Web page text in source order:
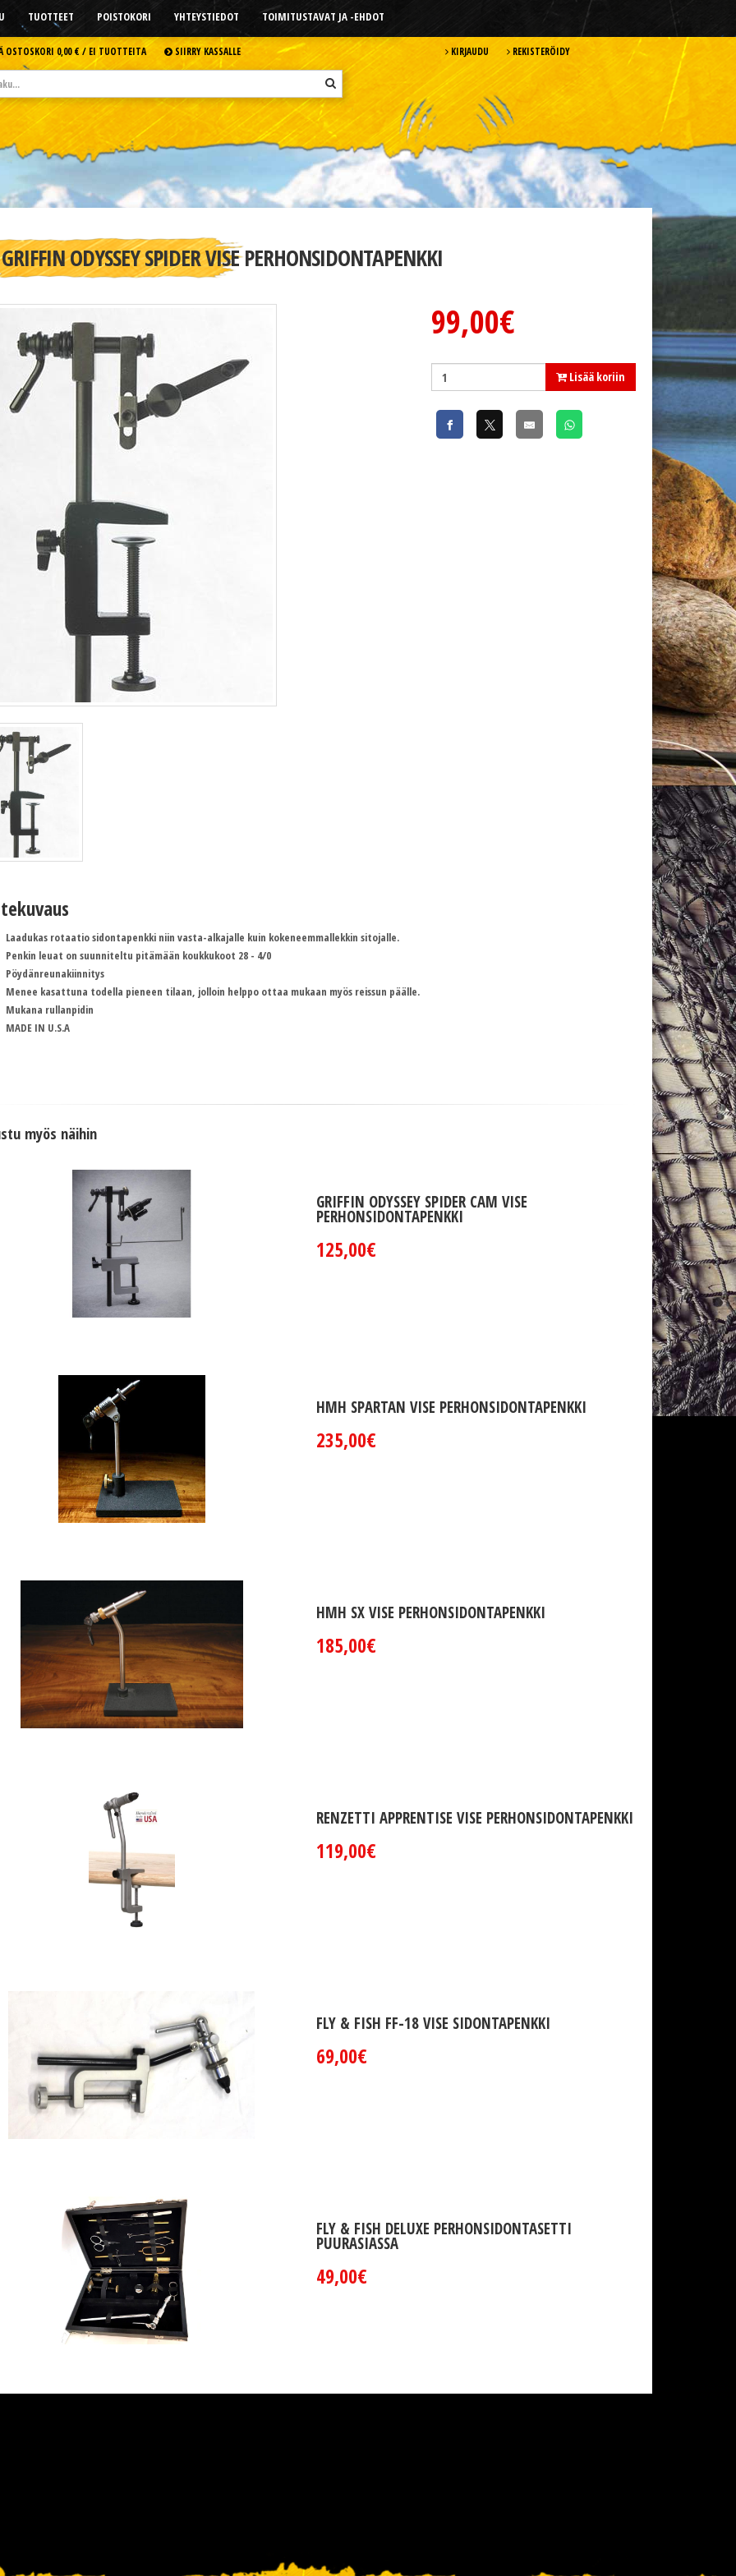
TUOTTEET POISTOKORI YHTEYSTIEDOT TOIMITUSTAVAT JA -EHDOT
OSTOSKORI 0,00 € /EI TUOTTEITA SIIRRY KASSALLE KIRJAUDU REKISTERÖIDY
GRIFFIN ODYSSEY SPIDER VISE PERHONSIDONTAPENKKI
99,00€
Lisää koriin
Laadukas rotaatio sidontapenkki niin vasta-alkajalle kuin kokeneemmallekkin sitojalle.
Penkin leuat on suunniteltu pitämään koukkukoot 28 - 4/0
Pöydänreunakiinnitys
Menee kasattuna todella pieneen tilaan, jolloin helppo ottaa mukaan myös reissun päälle.
Mukana rullanpidin
MADE IN U.S.A
myös näihin
GRIFFIN ODYSSEY SPIDER CAM VISE
PERHONSIDONTAPENKKI
125,00€
HMH SPARTAN VISE PERHONSIDONTAPENKKI
235,00€
HMH SX VISE PERHONSIDONTAPENKKI
185,00€
RENZETTI APPRENTISE VISE PERHONSIDONTAPENKKI
119,00€
FLY & FISH FF-18 VISE SIDONTAPENKKI
69,00€
FLY & FISH DELUXE PERHONSIDONTASETTI
PUURASIASSA
49,00€